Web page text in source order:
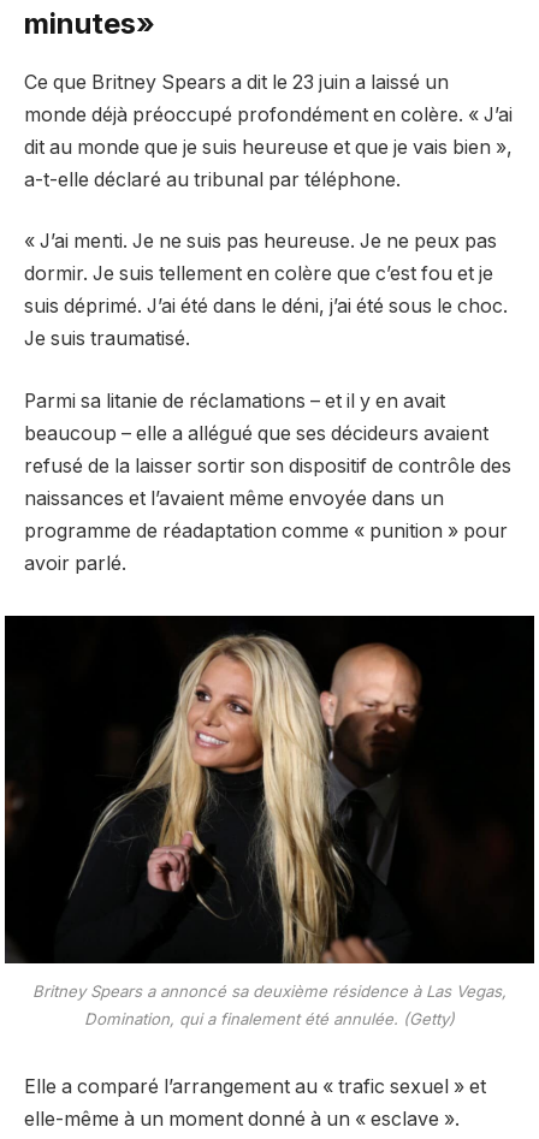
minutes»
Ce que Britney Spears a dit le 23 juin a laissé un
monde déjà préoccupé profondément en colère. « J’ai
dit au monde que je suis heureuse et que je vais bien »,
a-t-elle déclaré au tribunal par téléphone.
« J’ai menti. Je ne suis pas heureuse. Je ne peux pas
dormir. Je suis tellement en colère que c’est fou et je
suis déprimé. J’ai été dans le déni, j’ai été sous le choc.
Je suis traumatisé.
Parmi sa litanie de réclamations – et il y en avait
beaucoup – elle a allégué que ses décideurs avaient
refusé de la laisser sortir son dispositif de contrôle des
naissances et l’avaient même envoyée dans un
programme de réadaptation comme « punition » pour
avoir parlé.
Britney Spears a annoncé sa deuxième résidence à Las Vegas,
Domination, qui a finalement été annulée. (Getty)
Elle a comparé l’arrangement au « trafic sexuel » et
elle-même à un moment donné à un « esclave ».